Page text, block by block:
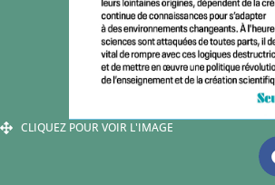
CLIQUEZ POUR VOIR L'IMAGE